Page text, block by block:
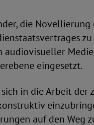
die Novellierung
eingesetzt.
in die Arbeit der
auf den Weg